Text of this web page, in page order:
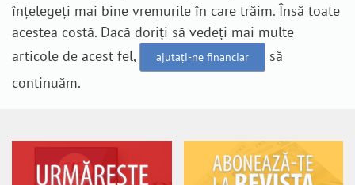
înțelegeți mai bine vremurile în care trăim. Însă toate
acestea costă. Dacă doriți să vedeți mai multe
articole de acest fel,
ajutați-ne financiar
să
continuăm.